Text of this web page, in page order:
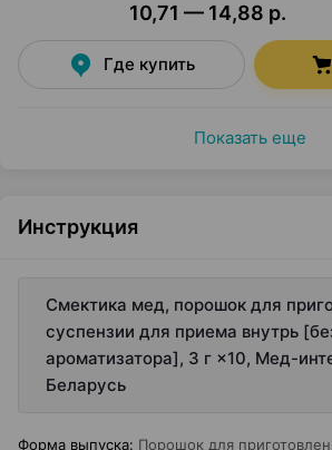
10,71 — 14,88 р.
Где купить
Показать еще
Инструкция
Смектика мед, порошок для
суспензии для приема внутрь
ароматизатора], 3 г ×10, Мед-
Беларусь
Форма выпуска: Порошок для